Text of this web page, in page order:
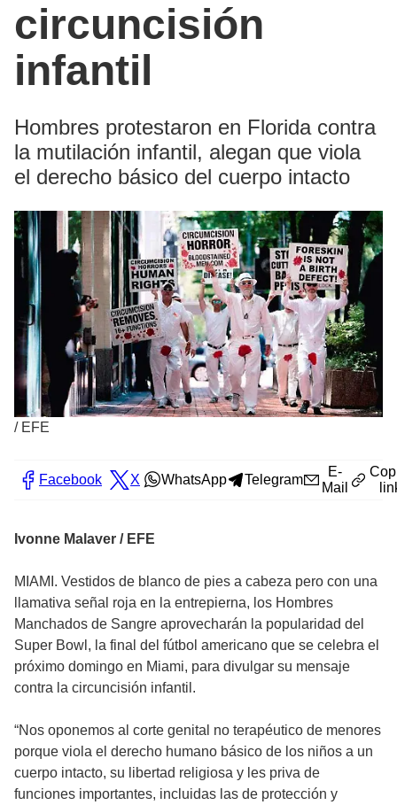
circuncisión
infantil
Hombres protestaron en Florida contra
la mutilación infantil, alegan que viola
el derecho básico del cuerpo intacto
/ EFE
Facebook X WhatsApp Telegram
E-
Mail
Ivonne Malaver / EFE
MIAMI. Vestidos de blanco de pies a cabeza pero con una
llamativa señal roja en la entrepierna, los Hombres
Manchados de Sangre aprovecharán la popularidad del
Super Bowl, la final del fútbol americano que se celebra el
próximo domingo en Miami, para divulgar su mensaje
contra la circuncisión infantil.
“Nos oponemos al corte genital no terapéutico de menores
porque viola el derecho humano básico de los niños a un
cuerpo intacto, su libertad religiosa y les priva de
funciones importantes, incluidas las de protección y